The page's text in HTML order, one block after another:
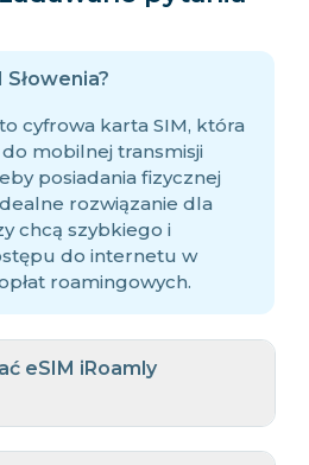
cyfrowa karta SIM, która
mobilnej transmisji
posiadania fizycznej
rozwiązanie dla
chcą szybkiego i
do internetu w
roamingowych.
eSIM iRoamly